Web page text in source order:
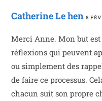
Catherine Le hen 8
Merci Anne. Mon but
réflexions qui peuvent
ou simplement des
de faire ce processus.
chacun suit son propre